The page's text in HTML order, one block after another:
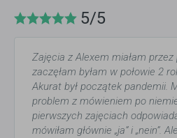
5/5
Zajęcia z Alexem miałam przez
zaczęłam byłam w połowie 2
Akurat był początek pandemii.
problem z mówieniem po
pierwszych zajęciach
mówiłam głównie „ja” i „nein”.